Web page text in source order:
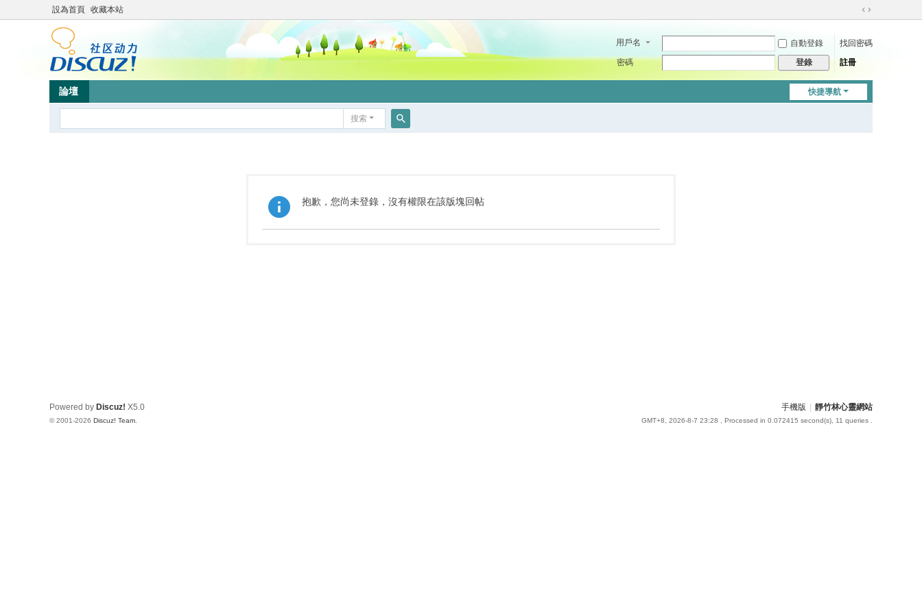
設為首頁 收藏本站
切
到
用戶名 自動登錄
找回密碼
密碼
登錄 註冊
快捷導航
論壇
搜索
抱歉，您尚未登錄，沒有權限在該版塊回帖
手機版 靜竹林心靈網站
GMT+8, 2026-8-7 23:28 , Processed in 0.072415 second(s), 11 queries .
Powered by Discuz! X5.0
© 2001-2026 Discuz! Team